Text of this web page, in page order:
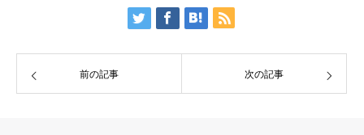
前の記事 次の記事